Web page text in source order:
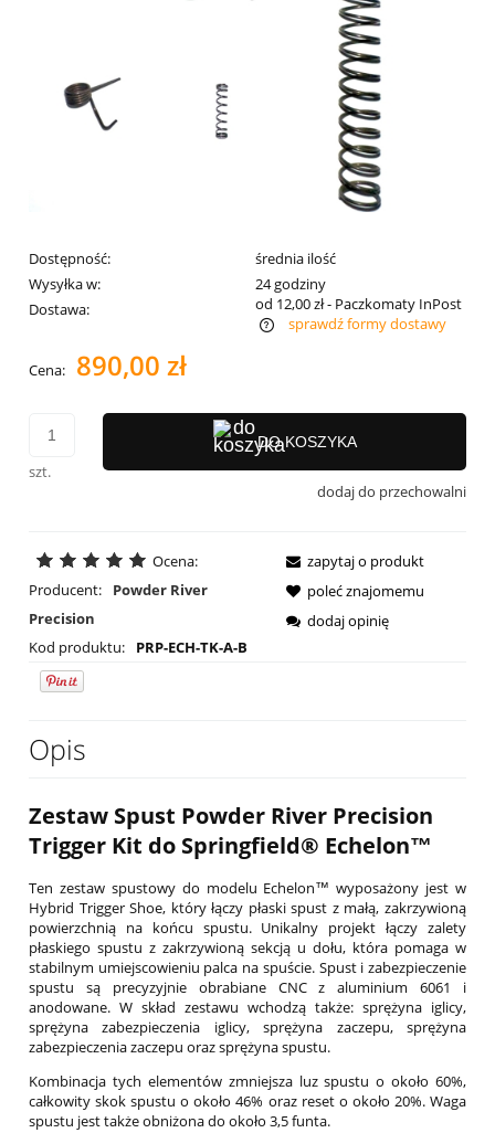
Dostępność:
średnia ilość
Wysyłka w:
24 godziny
Dostawa:
od 12,00 zł- Paczkomaty InPost
sprawdź formy dostawy
Cena: 890,00 zł
szt.
DO KOSZYKA
dodaj do przechowalni
Ocena:
Producent:
Powder River
Precision
Kod produktu:
PRP-ECH-TK-A-B
zapytaj o produkt
poleć znajomemu
dodaj opinię
Opis
Zestaw Spust Powder River Precision
Trigger Kit do Springfield® Echelon™
Ten zestaw spustowy do modelu Echelon™ wyposażony jest w
Hybrid Trigger Shoe, który łączy płaski spust z małą, zakrzywioną
powierzchnią na końcu spustu. Unikalny projekt łączy zalety
płaskiego spustu z zakrzywioną sekcją u dołu, która pomaga w
stabilnym umiejscowieniu palca na spuście. Spust i zabezpieczenie
spustu są precyzyjnie obrabiane CNC z aluminium 6061 i
anodowane. W skład zestawu wchodzą także: sprężyna iglicy,
sprężyna zabezpieczenia iglicy, sprężyna zaczepu, sprężyna
zabezpieczenia zaczepu oraz sprężyna spustu.
Kombinacja tych elementów zmniejsza luz spustu o około 60%,
całkowity skok spustu o około 46% oraz reset o około 20%. Waga
spustu jest także obniżona do około 3,5 funta.